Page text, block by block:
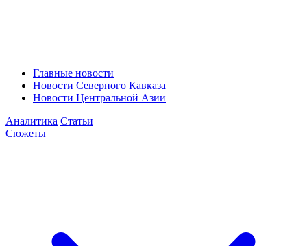
Главные новости
Новости Северного Кавказа
Новости Центральной Азии
Аналитика Статьи
Сюжеты